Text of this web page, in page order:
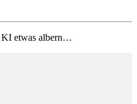
KI etwas albern…